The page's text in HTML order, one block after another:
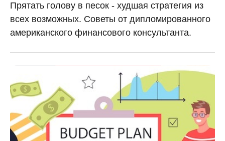
Прятать голову в песок - худшая стратегия из
всех возможных. Советы от дипломированного
американского финансового консультанта.